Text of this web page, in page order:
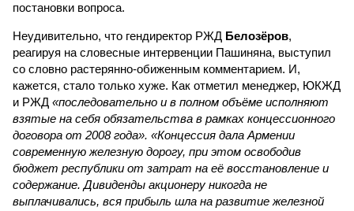
постановки вопроса.
Неудивительно, что гендиректор РЖД Белозёров,
реагируя на словесные интервенции Пашиняна, выступил
со словно растерянно-обиженным комментарием. И,
кажется, стало только хуже. Как отметил менеджер, ЮКЖД
и РЖД «последовательно и в полном объёме исполняют
взятые на себя обязательства в рамках концессионного
договора от 2008 года». «Концессия дала Армении
современную железную дорогу, при этом освободив
бюджет республики от затрат на её восстановление и
содержание. Дивиденды акционеру никогда не
выплачивались, вся прибыль шла на развитие железной